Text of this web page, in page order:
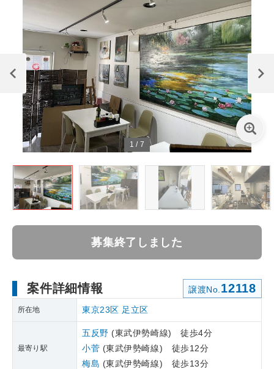
1 / 7
募集終了しました
案件詳細情報 譲渡No. 12118
所在地 東京23区 足立区
最寄り駅
五反野 (東武伊勢崎線) 徒歩4分
小菅 (東武伊勢崎線) 徒歩12分
梅島 (東武伊勢崎線) 徒歩13分